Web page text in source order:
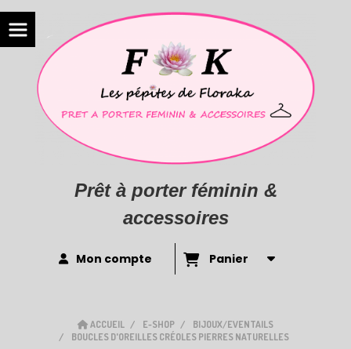
Prêt à porter féminin &
accessoires
Mon compte Panier
ACCUEIL E-SHOP
BIJOUX/EVENTAILS
BOUCLES D'OREILLES CRÉOLES PIERRES NATURELLES